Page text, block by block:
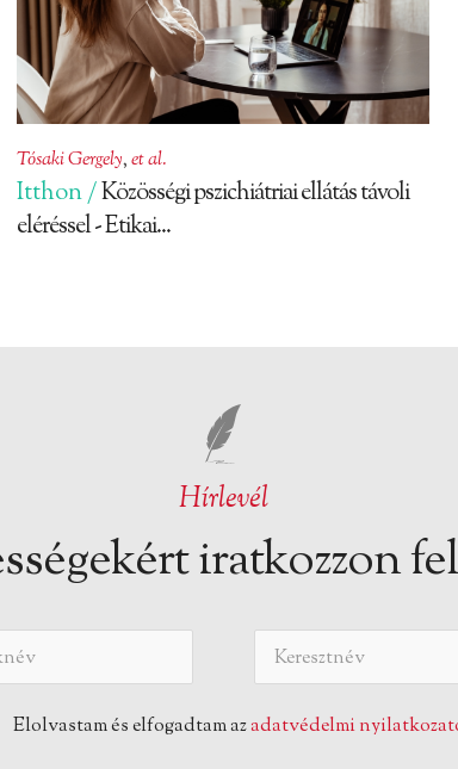
Tósaki Gergely,et al.
Itthon /Közösségi pszichiátriai ellátás távoli
eléréssel - Etikai...
Hírlevél
iratkozzon
Elolvastam és elfogadtam azadatvédelmi